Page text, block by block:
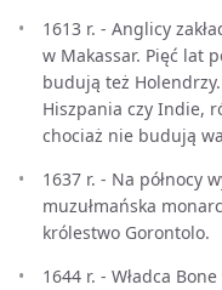
1613 r. - Anglicy
w Makassar. Pięć lat
budują też
Hiszpania czy Indie,
chociaż nie budują
1637 r. - Na północy
muzułmańska
królestwo Gorontolo.
1644 r. - Władca